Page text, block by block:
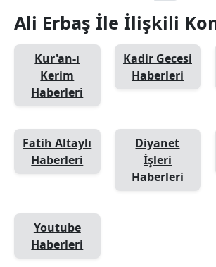
Ali Erbaş İle İlişkili
Kur'an-ı
Kerim
Haberleri
Kadir Gecesi
Haberleri
Fatih Altaylı
Haberleri
Diyanet
İşleri
Haberleri
Youtube
Haberleri